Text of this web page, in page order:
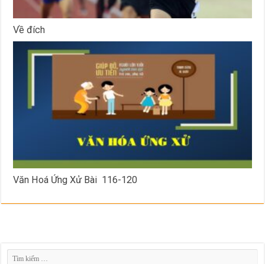
Về đích
Văn Hoá Ứng Xử Bài 116-120